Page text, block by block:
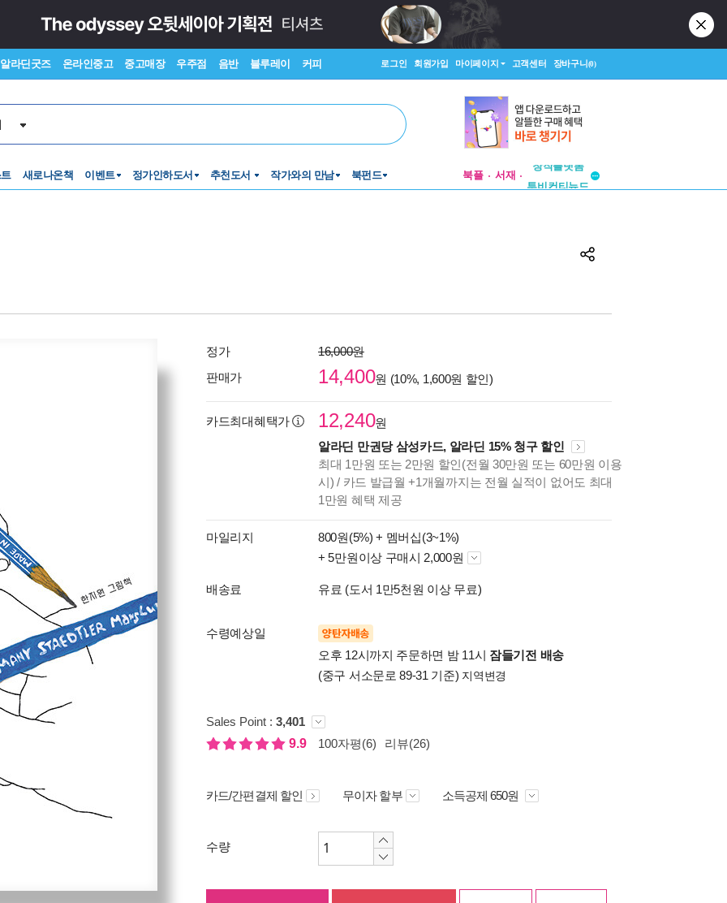
알라딘굿즈 온라인중고 중고매장 우주점 음반 블루레이 커피 로그인 회원가입 마이페이지 고객센터 장바구니(0)
새로나온책 이벤트 정가인하도서 추천도서 작가와의 만남 북펀드 북플 서재
투비컨티뉴드
정가
16,000원
판매가
14,400원 (10%, 1,600원 할인)
카드최대혜택가 12,240원
알라딘 만권당 삼성카드, 알라딘 15% 청구 할인
최대 1만원 또는 2만원 할인(전월 30만원 또는 60만원 이용
시) / 카드 발급월 +1개월까지는 전월 실적이 없어도 최대
1만원 혜택 제공
마일리지 800원(5%) + 멤버십(3~1%)
+ 5만원이상 구매시 2,000원
배송료 유료 (도서 1만5천원 이상 무료)
수령예상일 양탄자배송
오후 12시까지 주문하면 밤 11시 잠들기전 배송
(중구 서소문로 89-31 기준) 지역변경
Sales Point : 3,401
9.9
100자평(6) 리뷰(26)
카드/간편결제 할인 무이자 할부 소득공제 650원
수량